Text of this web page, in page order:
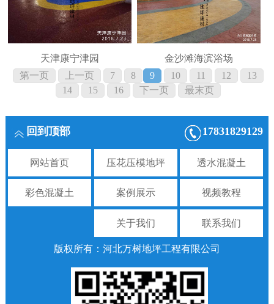
天津康宁津园
金沙滩海滨浴场
第一页
上一页 7 8 9 10 11 12
13
14
15 16 下一页 最末页
回到顶部 17831829129
网站首页 压花压模地坪 透水混凝土
彩色混凝土 案例展示 视频教程
关于我们 联系我们
版权所有：河北万树地坪工程有限公司